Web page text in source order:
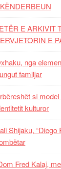
E ARKIVIT
E
nga
familjar
si
kulturor
Shijaku, “Diego
Fred Kalaj,